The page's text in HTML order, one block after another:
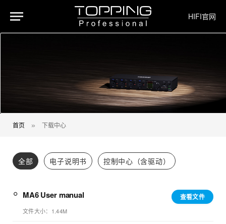
HIFI官网
首页 » 下载中心
全部 电子说明书 控制中心（含驱动）
查看文件
MA6 User manual
文件大小：1.44M